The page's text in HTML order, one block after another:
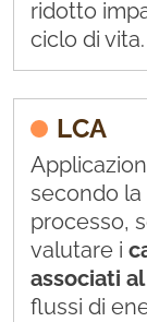
ridotto
ciclo di vita.
LCA
secondo la
processo,
valutare i
associati
flussi di